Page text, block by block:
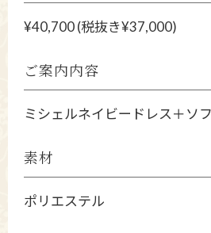
¥40,700 (税抜き¥37,000)
ご案内内容
ミシェルネイビードレス＋ソ
素材
ポリエステル